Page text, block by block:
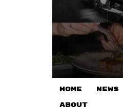
HOME NEWS
ABOUT